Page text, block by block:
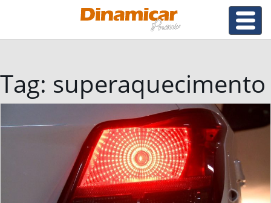
Tag: superaquecimento